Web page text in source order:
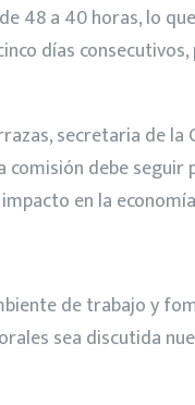
48 a 40 horas, lo
días
secretaria de la
debe seguir
en la
de trabajo y
sea discutida